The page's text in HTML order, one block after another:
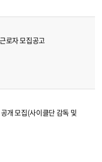
로자 모집공고
개 모집(사이클단 감독 및